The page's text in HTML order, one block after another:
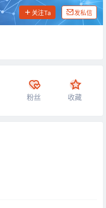
关注Ta 发私信
粉丝 收藏